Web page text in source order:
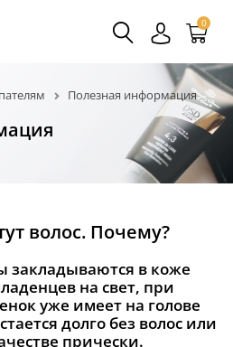
0
Полезная информация
волос. Почему?
закладываются в коже
на свет, при
уже имеет на голове
долго без волос или
прически.